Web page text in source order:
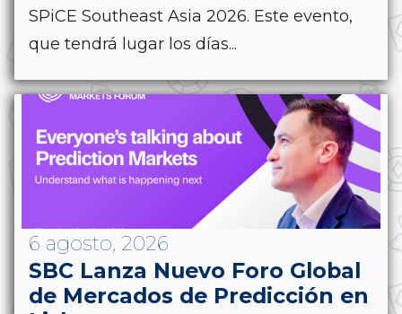
SPiCE Southeast Asia 2026. Este evento,
que tendrá lugar los días...
6 agosto, 2026
SBC Lanza Nuevo Foro Global
de Mercados de Predicción en